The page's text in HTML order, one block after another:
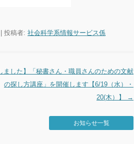
投稿者: 社会科学系情報サービス係
ました】「秘書さん・職員さんのための文献
の探し方講座」を開催します【6/19（水）・
20(木）】
→
お知らせ一覧